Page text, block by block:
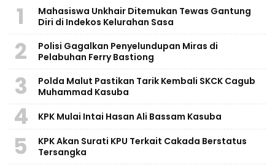
1
Mahasiswa Unkhair Ditemukan Tewas Gantung
Diri di Indekos Kelurahan Sasa
2
Polisi Gagalkan Penyelundupan Miras di
Pelabuhan Ferry Bastiong
3
Polda Malut Pastikan Tarik Kembali SKCK Cagub
Muhammad Kasuba
4 KPK Mulai Intai Hasan Ali Bassam Kasuba
5
KPK Akan Surati KPU Terkait Cakada Berstatus
Tersangka